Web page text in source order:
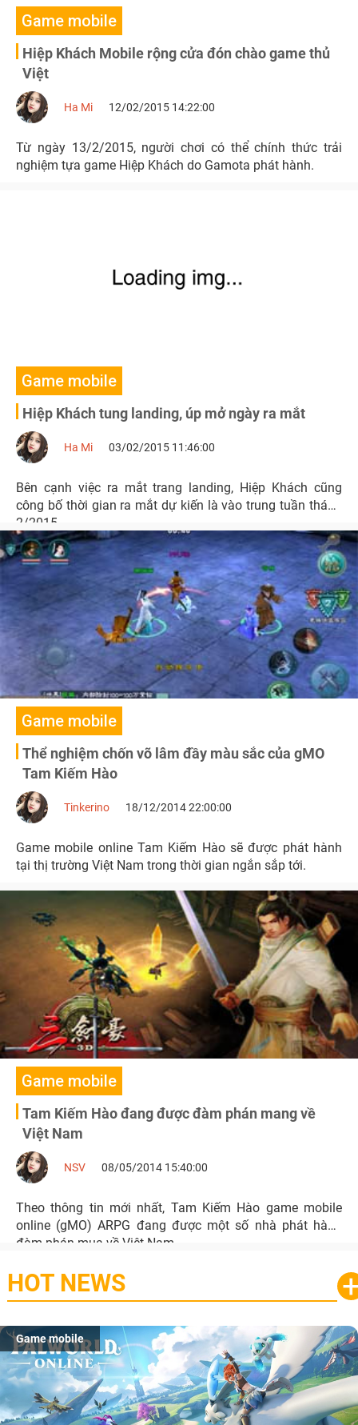
Game mobile
Hiệp Khách Mobile rộng cửa đón chào game thủ
Việt
Ha Mi 12/02/2015 14:22:00
Từ ngày 13/2/2015, người chơi có thể chính thức trải
nghiệm tựa game Hiệp Khách do Gamota phát hành.
Game mobile
Hiệp Khách tung landing, úp mở ngày ra mắt
Ha Mi 03/02/2015 11:46:00
Bên cạnh việc ra mắt trang landing, Hiệp Khách cũng
công bố thời gian ra mắt dự kiến là vào trung tuần tháng
2/2015.
Game mobile
Thể nghiệm chốn võ lâm đầy màu sắc của gMO
Tam Kiếm Hào
Tinkerino 18/12/2014 22:00:00
Game mobile online Tam Kiếm Hào sẽ được phát hành
tại thị trường Việt Nam trong thời gian ngắn sắp tới.
Game mobile
Tam Kiếm Hào đang được đàm phán mang về
Việt Nam
NSV 08/05/2014 15:40:00
Theo thông tin mới nhất, Tam Kiếm Hào game mobile
online (gMO) ARPG đang được một số nhà phát hành
đàm phán mua về Việt Nam.
HOT NEWS
Game mobile